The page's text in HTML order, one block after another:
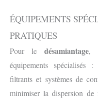
ÉQUIPEMENTS
PRATIQUES
Pour le désamiantage,
équipements spécialisés :
filtrants et systèmes de
minimiser la dispersion de